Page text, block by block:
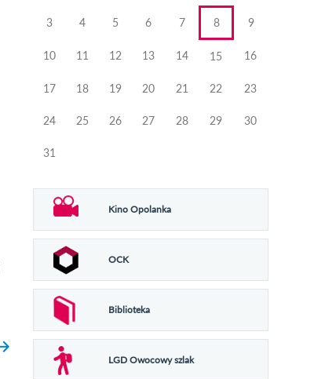
3 4 5 6 7 8 9
10 11 12 13 14 15 16
17 18 19 20 21 22 23
24 25 26 27 28 29 30
31
Kino Opolanka
OCK
Biblioteka
LGD Owocowy szlak